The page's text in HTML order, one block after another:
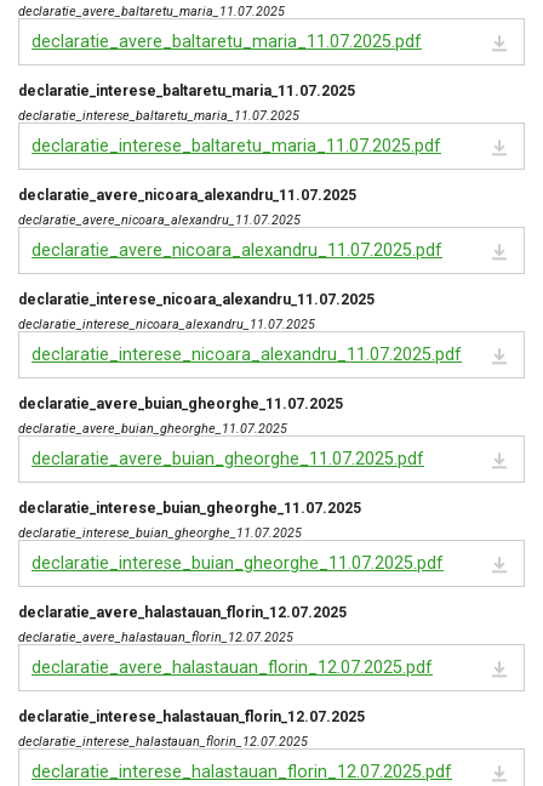
declaratie_avere_baltaretu_maria_11.07.2025
declaratie_avere_baltaretu_maria_11.07.2025.pdf
declaratie_interese_baltaretu_maria_11.07.2025
declaratie_interese_baltaretu_maria_11.07.2025
declaratie_interese_baltaretu_maria_11.07.2025.pdf
declaratie_avere_nicoara_alexandru_11.07.2025
declaratie_avere_nicoara_alexandru_11.07.2025
declaratie_avere_nicoara_alexandru_11.07.2025.pdf
declaratie_interese_nicoara_alexandru_11.07.2025
declaratie_interese_nicoara_alexandru_11.07.2025
declaratie_interese_nicoara_alexandru_11.07.2025.pdf
declaratie_avere_buian_gheorghe_11.07.2025
declaratie_avere_buian_gheorghe_11.07.2025
declaratie_avere_buian_gheorghe_11.07.2025.pdf
declaratie_interese_buian_gheorghe_11.07.2025
declaratie_interese_buian_gheorghe_11.07.2025
declaratie_interese_buian_gheorghe_11.07.2025.pdf
declaratie_avere_halastauan_florin_12.07.2025
declaratie_avere_halastauan_florin_12.07.2025
declaratie_avere_halastauan_florin_12.07.2025.pdf
declaratie_interese_halastauan_florin_12.07.2025
declaratie_interese_halastauan_florin_12.07.2025
declaratie_interese_halastauan_florin_12.07.2025.pdf